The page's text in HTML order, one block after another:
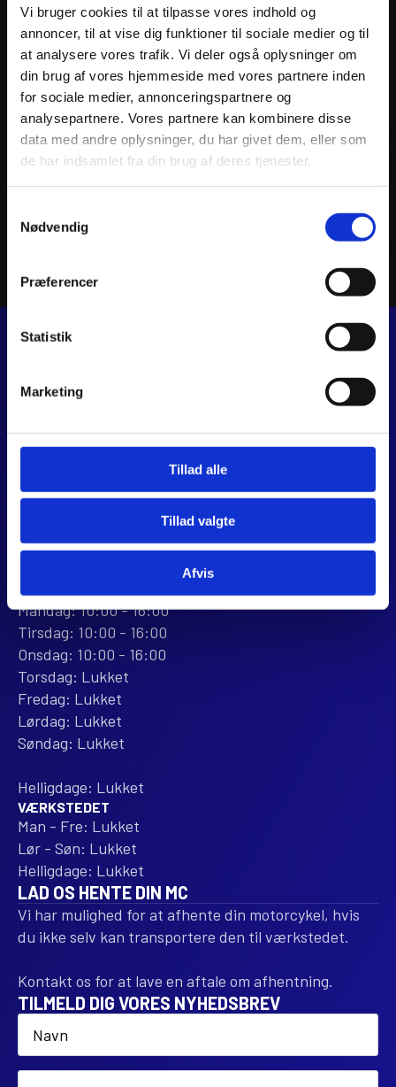
Vi bruger cookies til at tilpasse vores indhold og
annoncer, til at vise dig funktioner til sociale medier og til
at analysere vores trafik. Vi deler også oplysninger om
din brug af vores hjemmeside med vores partnere inden
for sociale medier, annonceringspartnere og
analysepartnere. Vores partnere kan kombinere disse
data med andre oplysninger, du har givet dem, eller som
de har indsamlet fra din brug af deres tjenester.
Nødvendig
Præferencer
Statistik
Marketing
Tillad alle
Tillad valgte
Afvis
ATHENA PISTON KIT FORGED Ø53,94mm
844kr.
KIT
FORGED
Dalagervej 6C
CVR 44928280
salg@jjmotorcykler.dk
Anmeld os på Trustpilot
BUTIKKEN
Mandag: 10:00 - 16:00
Tirsdag: 10:00 - 16:00
Onsdag: 10:00 - 16:00
Torsdag: Lukket
Fredag: Lukket
Lørdag: Lukket
Søndag: Lukket
Helligdage: Lukket
VÆRKSTEDET
Man - Fre: Lukket
Lør - Søn: Lukket
Helligdage: Lukket
LAD OS HENTE DIN MC
Vi har mulighed for at afhente din motorcykel, hvis
du ikke selv kan transportere den til værkstedet.
Kontakt os for at lave en aftale om afhentning.
TILMELD DIG VORES NYHEDSBREV
Name
Email